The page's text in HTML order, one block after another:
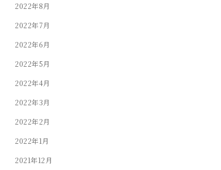
2022年8月
2022年7月
2022年6月
2022年5月
2022年4月
2022年3月
2022年2月
2022年1月
2021年12月